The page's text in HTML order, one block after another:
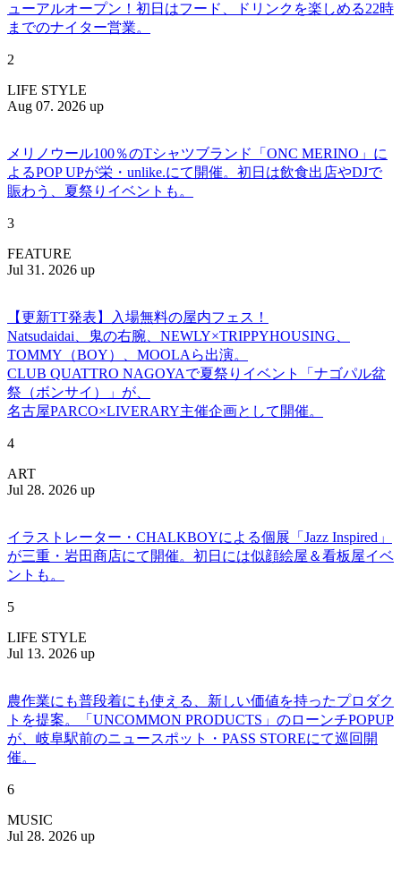
ューアルオープン！初日はフード、ドリンクを楽しめる22時
までのナイター営業。
2
LIFE STYLE
Aug 07. 2026 up
メリノウール100％のTシャツブランド「ONC MERINO」に
よるPOP UPが栄・unlike.にて開催。初日は飲食出店やDJで
賑わう、夏祭りイベントも。
3
FEATURE
Jul 31. 2026 up
【更新TT発表】入場無料の屋内フェス！
Natsudaidai、鬼の右腕、NEWLY×TRIPPYHOUSING、
TOMMY（BOY）、MOOLAら出演。
CLUB QUATTRO NAGOYAで夏祭りイベント「ナゴパル盆
祭（ボンサイ）」が、
名古屋PARCO×LIVERARY主催企画として開催。
4
ART
Jul 28. 2026 up
イラストレーター・CHALKBOYによる個展「Jazz Inspired」
が三重・岩田商店にて開催。初日には似顔絵屋＆看板屋イベ
ントも。
5
LIFE STYLE
Jul 13. 2026 up
農作業にも普段着にも使える、新しい価値を持ったプロダク
トを提案。「UNCOMMON PRODUCTS」のローンチPOPUP
が、岐阜駅前のニュースポット・PASS STOREにて巡回開
催。
6
MUSIC
Jul 28. 2026 up